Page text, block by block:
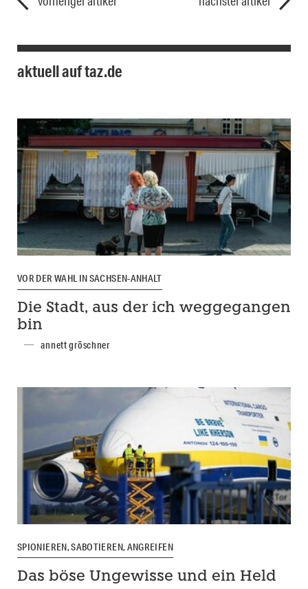
aktuell auf taz.de
VOR DER WAHL IN SACHSEN-ANHALT
Die Stadt, aus der ich weggegangen
bin
annett gröschner
SPIONIEREN, SABOTIEREN, ANGREIFEN
Das böse Ungewisse und ein Held